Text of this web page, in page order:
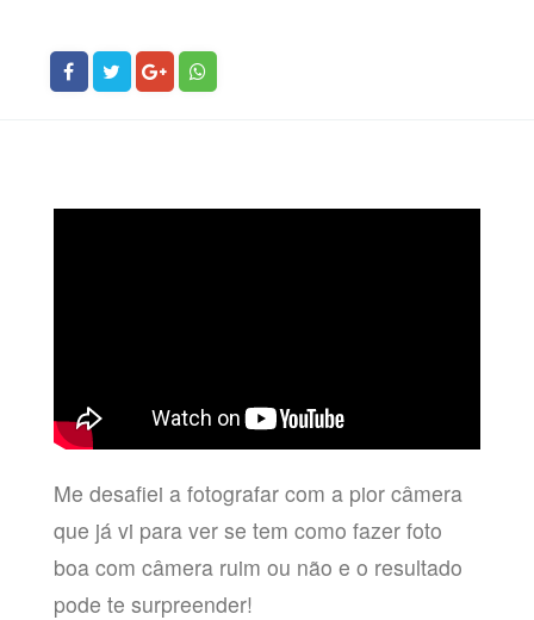
Me desafiei a fotografar com a pior câmera
que já vi para ver se tem como fazer foto
boa com câmera ruim ou não e o resultado
pode te surpreender!